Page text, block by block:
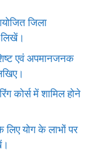
जिला
लिखें।
एवं अपमानजनक
कोर्स में शामिल होने
योग के लाभों पर